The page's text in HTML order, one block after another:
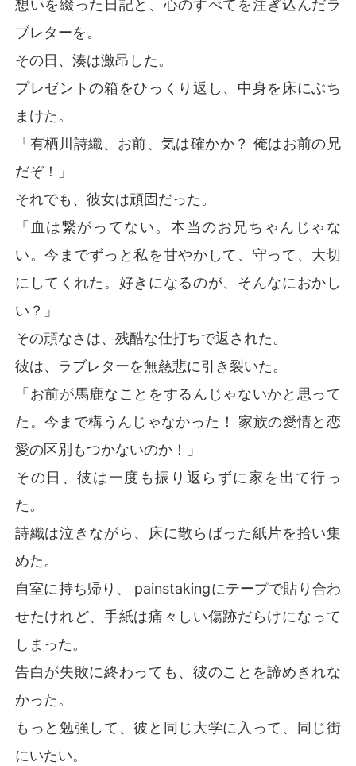
想いを綴った日記と、心のすべてを注ぎ込んだラ
ブレターを。
その日、湊は激昂した。
プレゼントの箱をひっくり返し、中身を床にぶち
まけた。
「有栖川詩織、お前、気は確かか？ 俺はお前の兄
だぞ！」
それでも、彼女は頑固だった。
「血は繋がってない。本当のお兄ちゃんじゃな
い。今までずっと私を甘やかして、守って、大切
にしてくれた。好きになるのが、そんなにおかし
い？」
その頑なさは、残酷な仕打ちで返された。
彼は、ラブレターを無慈悲に引き裂いた。
「お前が馬鹿なことをするんじゃないかと思って
た。今まで構うんじゃなかった！ 家族の愛情と恋
愛の区別もつかないのか！」
その日、彼は一度も振り返らずに家を出て行っ
た。
詩織は泣きながら、床に散らばった紙片を拾い集
めた。
自室に持ち帰り、 painstakingにテープで貼り合わ
せたけれど、手紙は痛々しい傷跡だらけになって
しまった。
告白が失敗に終わっても、彼のことを諦めきれな
かった。
もっと勉強して、彼と同じ大学に入って、同じ街
にいたい。